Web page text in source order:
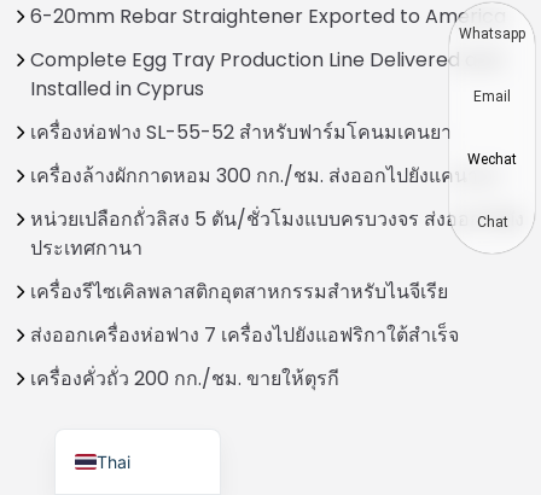
6-20mm Rebar Straightener Exported to America
Complete Egg Tray Production Line Delivered and
Installed in Cyprus
เครื่องห่อฟาง SL-55-52 สำหรับฟาร์มโคนมเคนยา
เครื่องล้างผักกาดหอม 300 กก./ชม. ส่งออกไปยังแคนาดา
หน่วยเปลือกถั่วลิสง 5 ตัน/ชั่วโมงแบบครบวงจร ส่งออกไปยัง
ประเทศกานา
เครื่องรีไซเคิลพลาสติกอุตสาหกรรมสำหรับไนจีเรีย
ส่งออกเครื่องห่อฟาง 7 เครื่องไปยังแอฟริกาใต้สำเร็จ
เครื่องคั่วถั่ว 200 กก./ชม. ขายให้ตุรกี
Thai
Arabic
French
German
Russian
Spanish
Chinese
Korean
Japanese
Whatsapp
Email
Wechat
Chat